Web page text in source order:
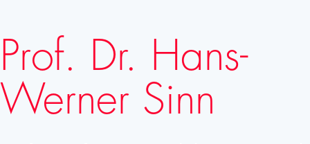
Prof. Dr. Hans-
Werner Sinn